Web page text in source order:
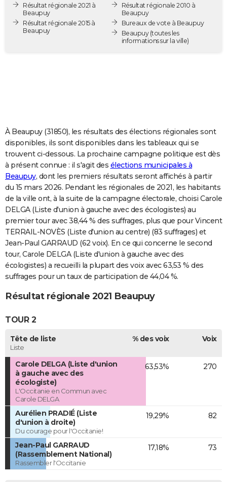
Destinations
City break
Voyage nature
Voyage de noces
Forum
PHOTO
GUIDES D'ACHAT
COPAINS D'AVANT
S'inscrire
Se connecter
Lycées
Collèges
Primaires
Universités
Entreprises
Service militaire
Avis de recherche
AVIS DE DÉCÈS
FORUM
Bricolage
Lifestyle
Culture
Sport
Auto
Television
Voyage
Cinema
Résultat régionale 2021 à
Beaupuy
Résultat régionale 2015 à
Beaupuy
Résultat régionale 2010 à
Beaupuy
Bureaux de vote à Beaupuy
Beaupuy(toutes les
informations sur la ville)
À Beaupuy (31850), les résultats des élections régionales sont
disponibles, ils sont disponibles dans les tableaux qui se
trouvent ci-dessous. La prochaine campagne politique est dès
à présent connue : il s'agit des élections municipales à
Beaupuy, dont les premiers résultats seront affichés à partir
du 15 mars 2026. Pendant les régionales de 2021, les habitants
de la ville ont, à la suite de la campagne électorale, choisi Carole
DELGA (Liste d'union à gauche avec des écologistes) au
premier tour avec 38,44 % des suffrages, plus que pour Vincent
TERRAIL-NOVÈS (Liste d'union au centre) (83 suffrages) et
Jean-Paul GARRAUD (62 voix). En ce qui concerne le second
tour, Carole DELGA (Liste d'union à gauche avec des
écologistes) a recueilli la plupart des voix avec 63,53 % des
suffrages pour un taux de participation de 44,04 %.
Résultat régionale 2021 Beaupuy
TOUR 2
Tête de liste
Liste
% des voix Voix
Carole DELGA (Liste d'union
à gauche avec des
écologiste)
L'Occitanie en Commun avec
Carole DELGA
63,53% 270
Aurélien PRADIÉ (Liste
d'union à droite)
Du courage pour l'Occitanie!
19,29% 82
Jean-Paul GARRAUD
(Rassemblement National)
Rassembler l'Occitanie
17,18% 73